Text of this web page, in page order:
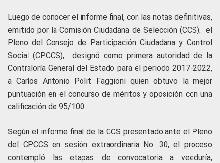
Luego de conocer el informe final, con las notas definitivas,
emitido por la Comisión Ciudadana de Selección (CCS), el
Pleno del Consejo de Participación Ciudadana y Control
Social (CPCCS), designó como primera autoridad de la
Contraloría General del Estado para el periodo 2017-2022,
a Carlos Antonio Pólit Faggioni quien obtuvo la mejor
puntuación en el concurso de méritos y oposición con una
calificación de 95/100.
Según el informe final de la CCS presentado ante el Pleno
del CPCCS en sesión extraordinaria No. 30, el proceso
contempló las etapas de convocatoria a veeduría,